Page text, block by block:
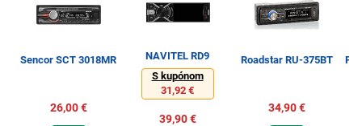
Sencor SCT 3018MR
26,00 €
NAVITEL RD9
S kupónom
31,92 €
39,90 €
Roadstar RU-375BT
34,90 €